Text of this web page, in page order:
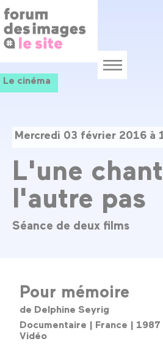
au
contenu
principal
Menu
Le cinéma
Mercredi 03 février 2016 à
L'une
l'autre pas
Séance de deux films
Pour mémoire
de Delphine Seyrig
Documentaire | France |
Vidéo